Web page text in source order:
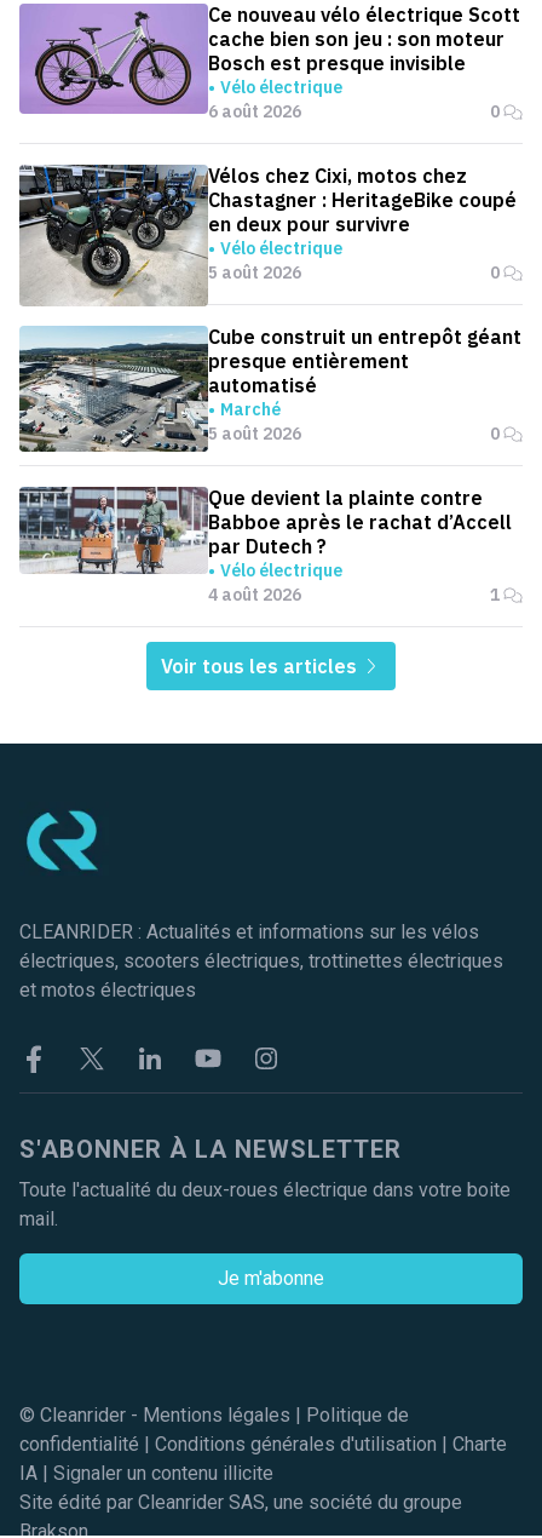
Ce nouveau vélo électrique Scott
cache bien son jeu : son moteur
Bosch est presque invisible
Vélo électrique
6 août 2026
0
Vélos chez Cixi, motos chez
Chastagner : HeritageBike coupé
en deux pour survivre
Vélo électrique
5 août 2026
0
Cube construit un entrepôt géant
presque entièrement
automatisé
Marché
5 août 2026
0
Que devient la plainte contre
Babboe après le rachat d’Accell
par Dutech ?
Vélo électrique
4 août 2026
1
Voir tous les articles
CLEANRIDER : Actualités et informations sur les vélos
électriques, scooters électriques, trottinettes électriques
et motos électriques
FacebookTwitter LinkekinYoutubeInstagram
S'ABONNER À LA NEWSLETTER
Toute l'actualité du deux-roues électrique dans votre boite
mail.
Je m'abonne
© Cleanrider - Mentions légales | Politique de
confidentialité | Conditions générales d'utilisation | Charte
IA | Signaler un contenu illicite
Site édité par Cleanrider SAS, une société du groupe
Brakson